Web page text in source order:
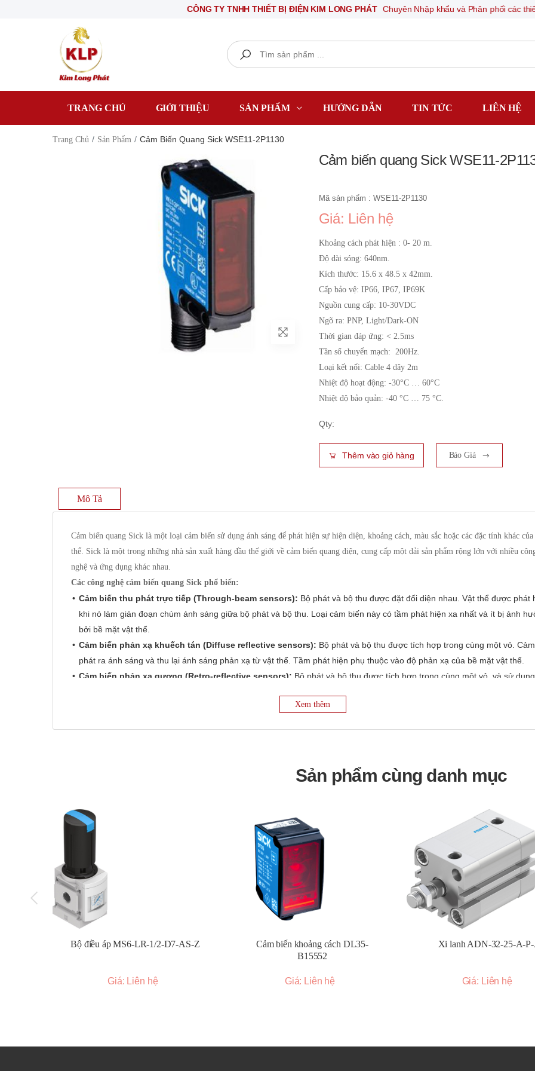
CÔNG TY TNHH THIẾT BỊ ĐIỆN KIM LONG PHÁT Chuyên Nhập khẩu và Phân phối các thiết bị khí
Search
TRANG CHỦ GIỚI THIỆU SẢN PHẨM HƯỚNG DẪN TIN TỨC LIÊN HỆ
Trang Chủ Sản Phẩm Cảm Biến Quang Sick WSE11-2P1130
Cảm biến quang Sick WSE11-
Mã sản phẩm : WSE11-2P1130
Giá: Liên hệ
Khoảng cách phát hiện : 0- 20 m.
Độ dài sóng: 640nm.
Kích thước: 15.6 x 48.5 x 42mm.
Cấp bảo vệ: IP66, IP67, IP69K
Nguồn cung cấp: 10-30VDC
Ngõ ra: PNP, Light/Dark-ON
Thời gian đáp ứng: < 2.5ms
Tần số chuyển mạch: 200Hz.
Loại kết nối: Cable 4 dây 2m
Nhiệt độ hoạt động: -30°C … 60°C
Nhiệt độ bảo quản: -40 °C … 75 °C.
Qty:
Thêm vào giỏ hàng Báo Giá
Mô Tả
Cảm biến quang Sick là một loại cảm biến sử dụng ánh sáng để phát hiện sự hiện diện, khoảng cách, màu sắc hoặc các đặc tính khác
thể. Sick là một trong những nhà sản xuất hàng đầu thế giới về cảm biến quang điện, cung cấp một dải sản phẩm rộng lớn với nhiều
nghệ và ứng dụng khác nhau.
Các công nghệ cảm biến quang Sick phổ biến:
Cảm biến thu phát trực tiếp (Through-beam sensors): Bộ phát và bộ thu được đặt đối diện nhau. Vật thể được phát
khi nó làm gián đoạn chùm ánh sáng giữa bộ phát và bộ thu. Loại cảm biến này có tầm phát hiện xa nhất và ít bị ảnh
bởi bề mặt vật thể.
Cảm biến phản xạ khuếch tán (Diffuse reflective sensors): Bộ phát và bộ thu được tích hợp trong cùng một vỏ.
phát ra ánh sáng và thu lại ánh sáng phản xạ từ vật thể. Tầm phát hiện phụ thuộc vào độ phản xạ của bề mặt vật thể.
Cảm biến phản xạ gương (Retro-reflective sensors): Bộ phát và bộ thu được tích hợp trong cùng một vỏ, và sử
gương. Loại cảm biến này có tầm phát hiện xa hơn cảm biến phản xạ khuếch tán và ít bị ảnh hưởng bởi màu sắc của vật
Phát hiện sự khác biệt về độ sáng hoặc màu sắc giữa vật thể và nền.
Phát hiện ánh sáng huỳnh quang phát ra từ một số vật liệu khi được
Cảm biến sợi quang (Fiber optic sensors):
Sử dụng sợi quang để dẫn ánh sáng đến và đi từ khu vực cảm biến, phù
cho các không gian hẹp hoặc môi trường khắc nghiệt.
Cảm biến vùng (Light grids/Light curtains):Tạo ra một hàng rào ánh sáng để phát hiện vật thể khi chúng đi qua vùng
này, thường được sử dụng cho mục đích an toàn.
Các dòng sản phẩm cảm biến quang Sick phổ biến:
WLL Series (Cảm biến sợi quang):
Nhỏ gọn, linh hoạt, cho phép phát hiện trong không gian hẹp.
WL Series (Cảm biến quang thu nhỏ):
Kích thước nhỏ, hiệu suất cao, dễ dàng tích hợp.
WLR Series (Cảm biến quang tầm xa):
Tầm phát hiện lớn, phù hợp cho các ứng dụng cần khoảng cách xa.
OD Mini/OD Value/OD Precision (Cảm biến khoảng cách):Đo khoảng cách chính xác với nhiều tùy chọn giao tiếp.
Xem thêm
Sản phẩm cùng danh mục
Bộ điều áp MS6-LR-1/2-D7-AS-Z
Giá: Liên hệ
Cảm biến khoảng cách DL35-
B15552
Giá: Liên hệ
Xi lanh ADN-32-25-A-
Giá: Liên hệ